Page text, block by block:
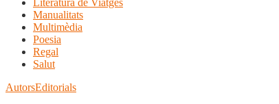
Literatura de Viatges
Manualitats
Multimèdia
Poesia
Regal
Salut
AutorsEditorials